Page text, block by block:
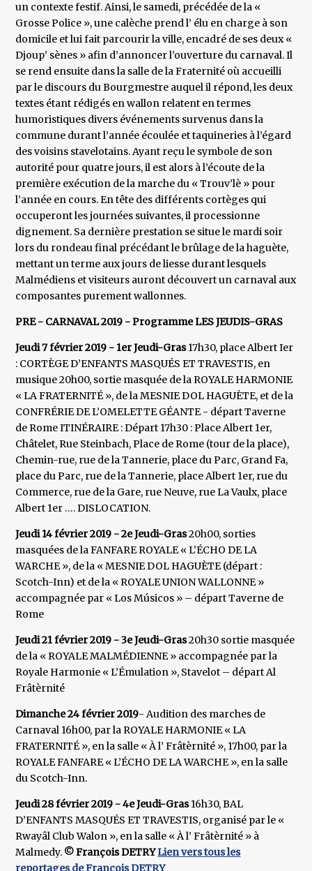
un contexte festif. Ainsi, le samedi, précédée de la «
Grosse Police », une calèche prend l’ élu en charge à son
domicile et lui fait parcourir la ville, encadré de ses deux «
Djoup’ sènes » afin d’annoncer l’ouverture du carnaval. Il
se rend ensuite dans la salle de la Fraternité où accueilli
par le discours du Bourgmestre auquel il répond, les deux
textes étant rédigés en wallon relatent en termes
humoristiques divers événements survenus dans la
commune durant l’année écoulée et taquineries à l’égard
des voisins stavelotains. Ayant reçu le symbole de son
autorité pour quatre jours, il est alors à l’écoute de la
première exécution de la marche du « Trouv’lè » pour
l’année en cours. En tête des différents cortèges qui
occuperont les journées suivantes, il processionne
dignement. Sa dernière prestation se situe le mardi soir
lors du rondeau final précédant le brûlage de la haguète,
mettant un terme aux jours de liesse durant lesquels
Malmédiens et visiteurs auront découvert un carnaval aux
composantes purement wallonnes.
PRE - CARNAVAL 2019 - ProgrammeLES JEUDIS-GRAS
Jeudi 7 février 2019 - 1er Jeudi-Gras17h30, place Albert Ier
: CORTÈGE D’ENFANTS MASQUÉS ET TRAVESTIS, en
musique 20h00, sortie masquée de la ROYALE HARMONIE
« LA FRATERNITÉ », de la MESNIE DOL HAGUÈTE, et de la
CONFRÉRIE DE L’OMELETTE GÉANTE - départ Taverne
de Rome ITINÉRAIRE : Départ 17h30 : Place Albert 1er,
Châtelet, Rue Steinbach, Place de Rome (tour de la place),
Chemin-rue, rue de la Tannerie, place du Parc, Grand Fa,
place du Parc, rue de la Tannerie, place Albert 1er, rue du
Commerce, rue de la Gare, rue Neuve, rue La Vaulx, place
Albert 1er …. DISLOCATION.
Jeudi 14 février 2019 - 2e Jeudi-Gras20h00, sorties
masquées de la FANFARE ROYALE « L’ÉCHO DE LA
WARCHE », de la « MESNIE DOL HAGUÈTE (départ :
Scotch-Inn) et de la « ROYALE UNION WALLONNE »
accompagnée par « Los Músicos » – départ Taverne de
Rome
Jeudi 21 février 2019 - 3e Jeudi-Gras20h30 sortie masquée
de la « ROYALE MALMÉDIENNE » accompagnée par la
Royale Harmonie « L’Émulation », Stavelot – départ Al
Frâtèrnité
Dimanche 24 février 2019- Audition des marches de
Carnaval 16h00, par la ROYALE HARMONIE « LA
FRATERNITÉ », en la salle « À l’ Frâtèrnité », 17h00, par la
ROYALE FANFARE « L’ÉCHO DE LA WARCHE », en la salle
du Scotch-Inn.
Jeudi 28 février 2019 - 4e Jeudi-Gras16h30, BAL
D’ENFANTS MASQUÉS ET TRAVESTIS, organisé par le «
Rwayâl Club Walon », en la salle « À l’ Frâtèrnité » à
Malmedy. © François DETRYLien vers tous les
reportages de François DETRY